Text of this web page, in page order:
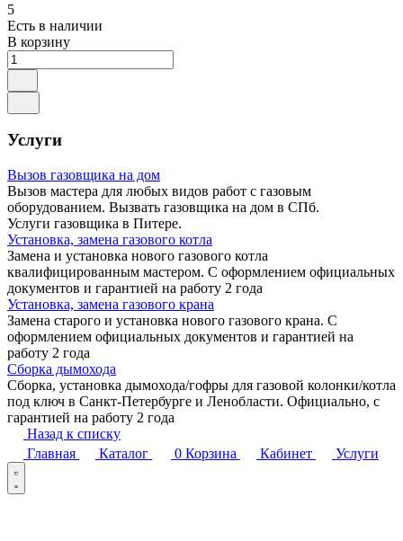
5
Есть в наличии
В корзину
Услуги
Вызов газовщика на дом
Вызов мастера для любых видов работ с газовым
оборудованием. Вызвать газовщика на дом в СПб.
Услуги газовщика в Питере.
Установка, замена газового котла
Замена и установка нового газового котла
квалифицированным мастером. С оформлением официальных
документов и гарантией на работу 2 года
Установка, замена газового крана
Замена старого и установка нового газового крана. С
оформлением официальных документов и гарантией на
работу 2 года
Сборка дымохода
Сборка, установка дымохода/гофры для газовой колонки/котла
под ключ в Санкт-Петербурге и Ленобласти. Официально, c
гарантией на работу 2 года
Назад к списку
Главная
Каталог 0 Корзина Кабинет Услуги